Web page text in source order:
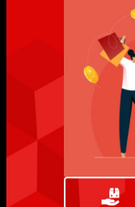
Avium
AVip
Yıldızlı Mağazalar